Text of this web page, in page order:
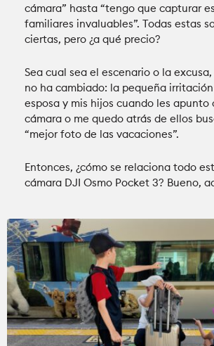
cámara” hasta “tengo que capturar
familiares invaluables”. Todas estas
ciertas, pero ¿a qué precio?
Sea cual sea el escenario o la
no ha cambiado: la pequeña
esposa y mis hijos cuando les apunto
cámara o me quedo atrás de ellos
“mejor foto de las vacaciones”.
Entonces, ¿cómo se relaciona todo
cámara DJI Osmo Pocket 3? Bueno,